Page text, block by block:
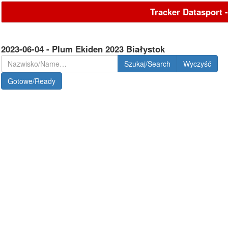
Tracker Datasport
2023-06-04 - Plum Ekiden 2023 Białystok
Szukaj/Search
Gotowe/Ready